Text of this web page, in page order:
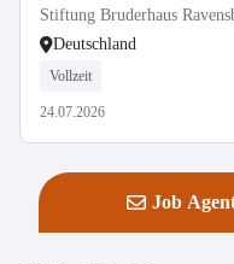
Stiftung Bruderhaus
Deutschland
Vollzeit
24.07.2026
Job